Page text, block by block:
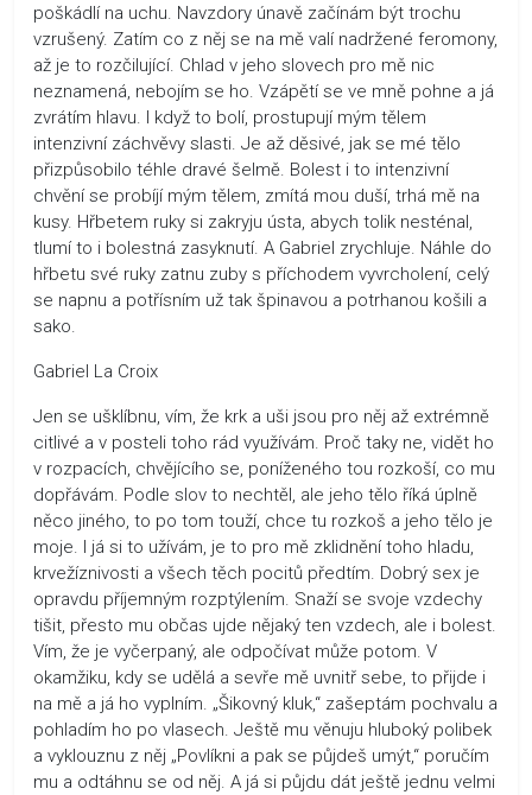
poškádlí na uchu. Navzdory únavě začínám být trochu
vzrušený. Zatím co z něj se na mě valí nadržené feromony,
až je to rozčilující. Chlad v jeho slovech pro mě nic
neznamená, nebojím se ho. Vzápětí se ve mně pohne a já
zvrátím hlavu. I když to bolí, prostupují mým tělem
intenzivní záchvěvy slasti. Je až děsivé, jak se mé tělo
přizpůsobilo téhle dravé šelmě. Bolest i to intenzivní
chvění se probíjí mým tělem, zmítá mou duší, trhá mě na
kusy. Hřbetem ruky si zakryju ústa, abych tolik nesténal,
tlumí to i bolestná zasyknutí. A Gabriel zrychluje. Náhle do
hřbetu své ruky zatnu zuby s příchodem vyvrcholení, celý
se napnu a potřísním už tak špinavou a potrhanou košili a
sako.
Gabriel La Croix
Jen se ušklíbnu, vím, že krk a uši jsou pro něj až extrémně
citlivé a v posteli toho rád využívám. Proč taky ne, vidět ho
v rozpacích, chvějícího se, poníženého tou rozkoší, co mu
dopřávám. Podle slov to nechtěl, ale jeho tělo říká úplně
něco jiného, to po tom touží, chce tu rozkoš a jeho tělo je
moje. I já si to užívám, je to pro mě zklidnění toho hladu,
krvežíznivosti a všech těch pocitů předtím. Dobrý sex je
opravdu příjemným rozptýlením. Snaží se svoje vzdechy
tišit, přesto mu občas ujde nějaký ten vzdech, ale i bolest.
Vím, že je vyčerpaný, ale odpočívat může potom. V
okamžiku, kdy se udělá a sevře mě uvnitř sebe, to přijde i
na mě a já ho vyplním. „Šikovný kluk,“ zašeptám pochvalu a
pohladím ho po vlasech. Ještě mu věnuju hluboký polibek
a vyklouznu z něj „Povlíkni a pak se půjdeš umýt,“ poručím
mu a odtáhnu se od něj. A já si půjdu dát ještě jednu velmi